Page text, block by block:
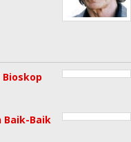
Baik-Baik